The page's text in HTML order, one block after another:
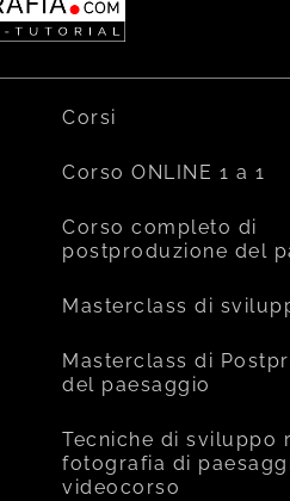
Corsi
Corso ONLINE 1 a 1
Corso completo di
postproduzione del
Masterclass di
Masterclass di
del paesaggio
Tecniche di sviluppo
fotografia di
videocorso